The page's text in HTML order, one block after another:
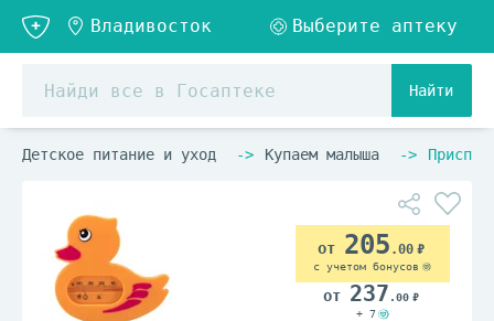
Найти
Детское питание и уход Купаем малыша
205 .00
с учетом бонусов
237 .00
+ 7